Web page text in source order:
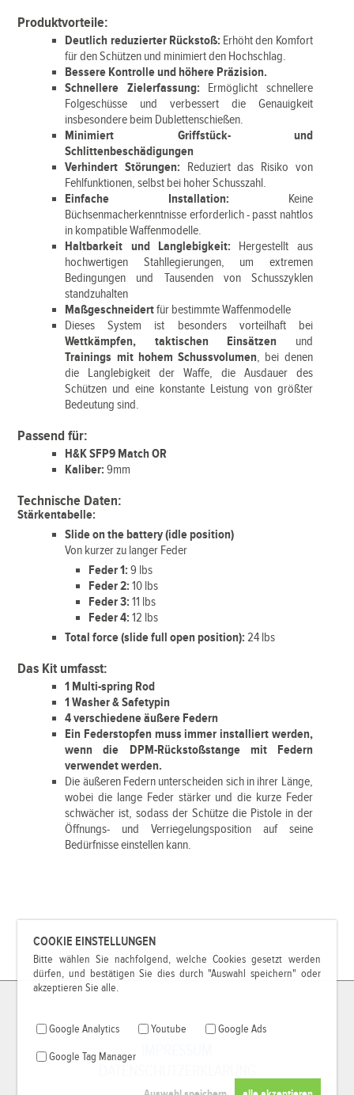
COOKIE EINSTELLUNGEN
Bitte wählen Sie nachfolgend, welche Cookies gesetzt werden
dürfen, und bestätigen Sie dies durch "Auswahl speichern" oder
akzeptieren Sie alle.
Google Analytics Youtube Google Ads
Google Tag Manager
Produktvorteile:
Deutlich reduzierter Rückstoß: Erhöht den Komfort
für den Schützen und minimiert den Hochschlag.
Bessere Kontrolle und höhere Präzision.
Schnellere Zielerfassung: Ermöglicht schnellere
Folgeschüsse und verbessert die Genauigkeit
insbesondere beim Dublettenschießen.
Minimiert Griffstück- und
Schlittenbeschädigungen
Verhindert Störungen: Reduziert das Risiko von
Fehlfunktionen, selbst bei hoher Schusszahl.
Einfache Installation: Keine
Büchsenmacherkenntnisse erforderlich - passt nahtlos
in kompatible Waffenmodelle.
Haltbarkeit und Langlebigkeit: Hergestellt aus
hochwertigen Stahllegierungen, um extremen
Bedingungen und Tausenden von Schusszyklen
standzuhalten
Maßgeschneidertfür bestimmte Waffenmodelle
Dieses System ist besonders vorteilhaft bei
Wettkämpfen, taktischen Einsätzen und
Trainings mit hohem Schussvolumen, bei denen
die Langlebigkeit der Waffe, die Ausdauer des
Schützen und eine konstante Leistung von größter
Bedeutung sind.
Passend für:
H&K SFP9 Match OR
Kaliber: 9mm
Technische Daten:
Stärkentabelle:
Slide on the battery (idle position)
Von kurzer zu langer Feder
Feder 1:9 lbs
Feder 2:10 lbs
Feder 3:11 lbs
Feder 4:12 lbs
Total force (slide full open position):24 lbs
Das Kit umfasst:
1 Multi-spring Rod
1 Washer & Safetypin
4 verschiedene äußere Federn
Ein Federstopfen muss immer installiert werden,
wenn die DPM-Rückstoßstange mit Federn
verwendet werden.
Die äußeren Federn unterscheiden sich in ihrer Länge,
wobei die lange Feder stärker und die kurze Feder
schwächer ist, sodass der Schütze die Pistole in der
Öffnungs- und Verriegelungsposition auf seine
Bedürfnisse einstellen kann.